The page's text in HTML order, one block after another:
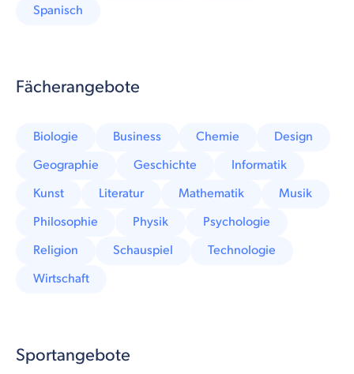
Spanisch
Fächerangebote
Biologie Business Chemie
Design
Geographie
Geschichte
Informatik
Kunst
Literatur Mathematik
Musik
Philosophie
Physik
Psychologie
Religion
Schauspiel
Technologie
Wirtschaft
Sportangebote